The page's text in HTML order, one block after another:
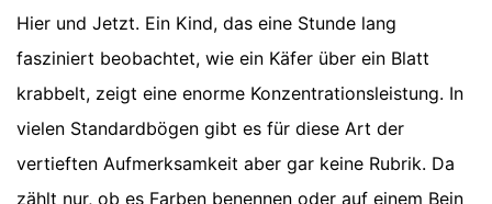
Hier und Jetzt. Ein Kind, das eine Stunde lang
fasziniert beobachtet, wie ein Käfer über ein Blatt
krabbelt, zeigt eine enorme Konzentrationsleistung. In
vielen Standardbögen gibt es für diese Art der
vertieften Aufmerksamkeit aber gar keine Rubrik. Da
zählt nur, ob es Farben benennen oder auf einem Bein